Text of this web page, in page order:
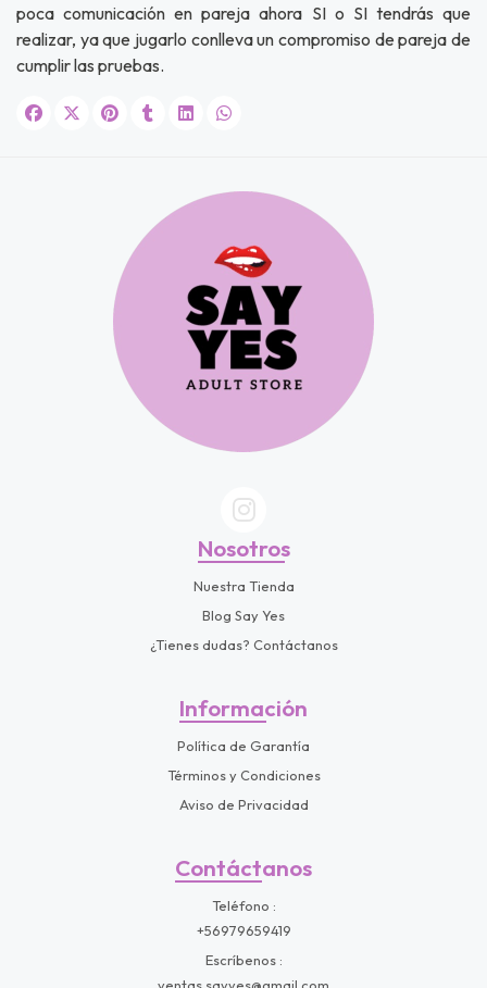
JUGAR
poca comunicación en pareja ahora SI o SI tendrás que
realizar, ya que jugarlo conlleva un compromiso de pareja de
cumplir las pruebas.
Nosotros
Nuestra Tienda
Blog Say Yes
¿Tienes dudas? Contáctanos
Información
Política de Garantía
Términos y Condiciones
Aviso de Privacidad
Contáctanos
Teléfono
+56979659419
Escríbenos